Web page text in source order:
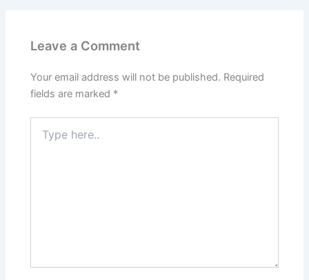
Leave a Comment
Your email address will not be published. Required
fields are marked *
here..